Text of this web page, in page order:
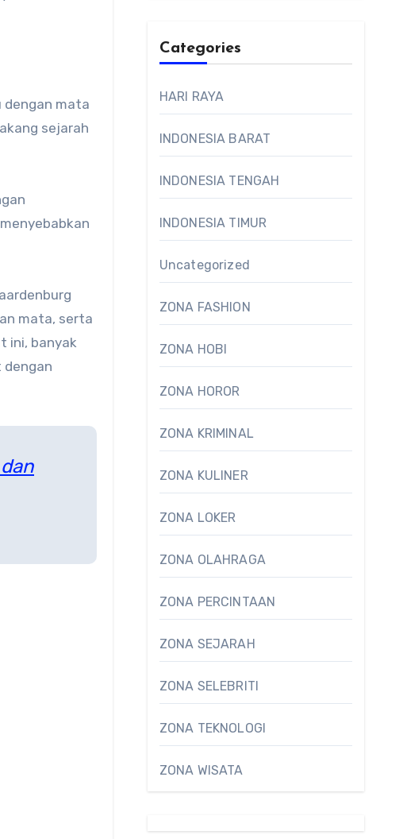
dengan mata
sejarah
mata, serta
ini, banyak
Categories
HARI RAYA
INDONESIA BARAT
INDONESIA TENGAH
INDONESIA TIMUR
Uncategorized
ZONA FASHION
ZONA HOBI
ZONA HOROR
ZONA KRIMINAL
ZONA KULINER
ZONA LOKER
ZONA OLAHRAGA
ZONA PERCINTAAN
ZONA SEJARAH
ZONA SELEBRITI
ZONA TEKNOLOGI
ZONA WISATA